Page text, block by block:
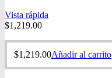
Vista rápida
$1,219.00
$1,219.00Añadir al carrito